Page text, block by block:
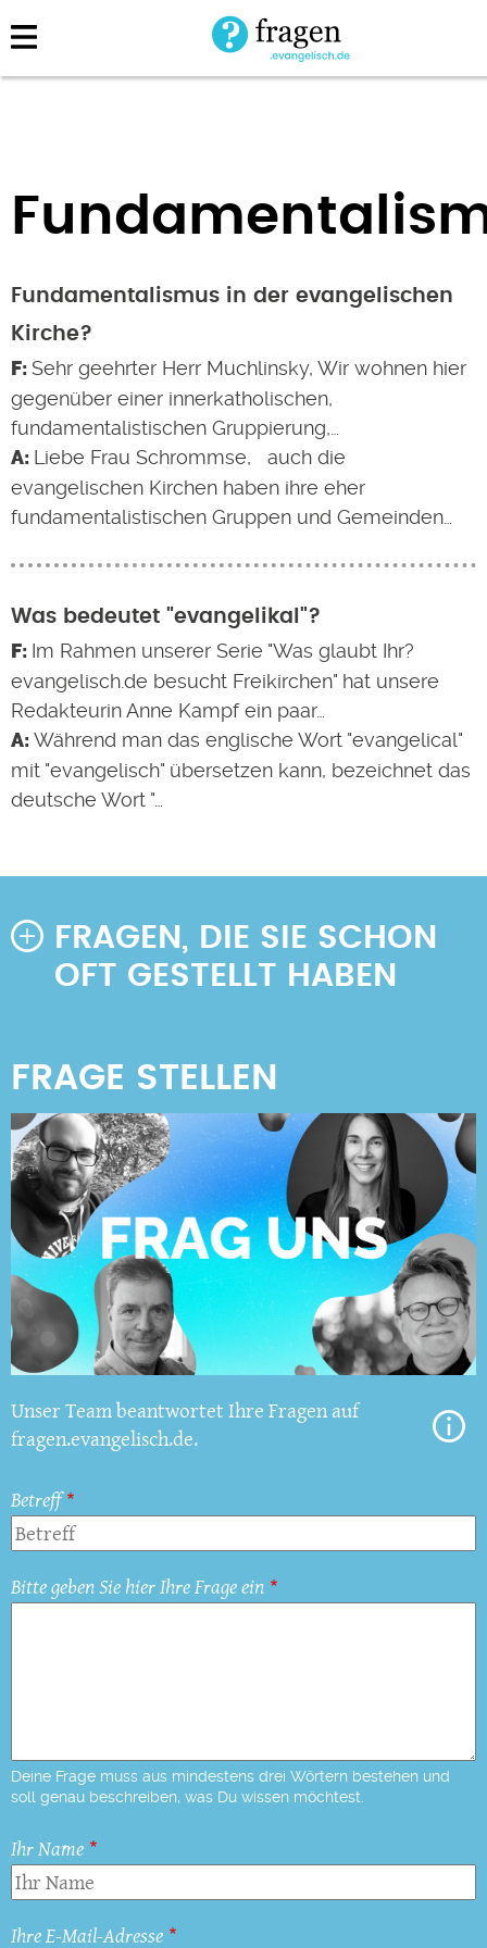
Direkt
zum
Fundamentalismus in der evangelischen
Kirche?
Sehr geehrter Herr Muchlinsky, Wir wohnen hier
gegenüber einer innerkatholischen,
fundamentalistischen Gruppierung,…
Liebe Frau Schrommse, auch die
evangelischen Kirchen haben ihre eher
fundamentalistischen Gruppen und Gemeinden…
Was bedeutet "evangelikal"?
Im Rahmen unserer Serie "Was glaubt Ihr?
evangelisch.de besucht Freikirchen" hat unsere
Redakteurin Anne Kampf ein paar…
Während man das englische Wort "evangelical"
mit "evangelisch" übersetzen kann, bezeichnet das
deutsche Wort "…
FRAGEN, DIE SIE SCHON
OFT GESTELLT HABEN
Unser Team beantwortet Ihre Fragen auf
fragen.evangelisch.de.
Betreff
Bitte geben Sie hier Ihre Frage ein
Deine Frage muss aus mindestens drei Wörtern bestehen und
soll genau beschreiben, was Du wissen möchtest.
Ihr Name
Ihre E-Mail-Adresse